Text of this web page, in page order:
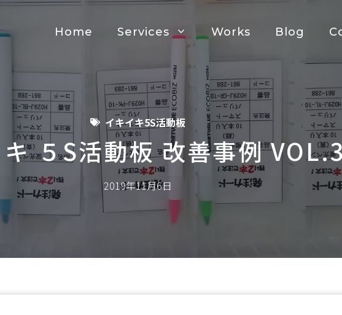
Home Services Works Blog
イキイキ5S活動板
５S活動板 改善事例
2019年11月6日